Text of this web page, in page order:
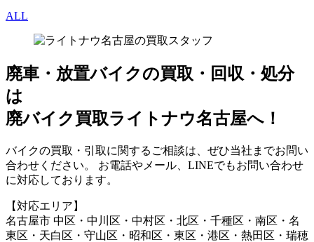
ALL
廃車・放置バイクの買取・回収・処分
は
廃バイク買取ライトナウ名古屋へ！
バイクの買取・引取に関するご相談は、ぜひ当社までお問い
合わせください。 お電話やメール、LINEでもお問い合わせ
に対応しております。
【対応エリア】
名古屋市 中区・中川区・中村区・北区・千種区・南区・名
東区・天白区・守山区・昭和区・東区・港区・熱田区・瑞穂